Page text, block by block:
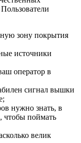
зону покрытия
источники
оператор в
сигнал вышки
нужно знать, в
чтобы поймать
велик